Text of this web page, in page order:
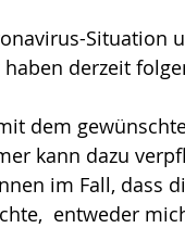
derzeit
dem
kann dazu
im Fall, dass
entweder